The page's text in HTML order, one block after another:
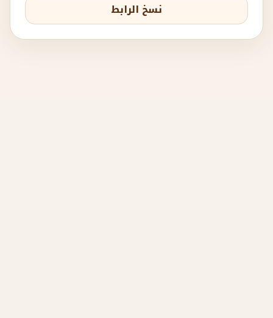
نسخ الرابط